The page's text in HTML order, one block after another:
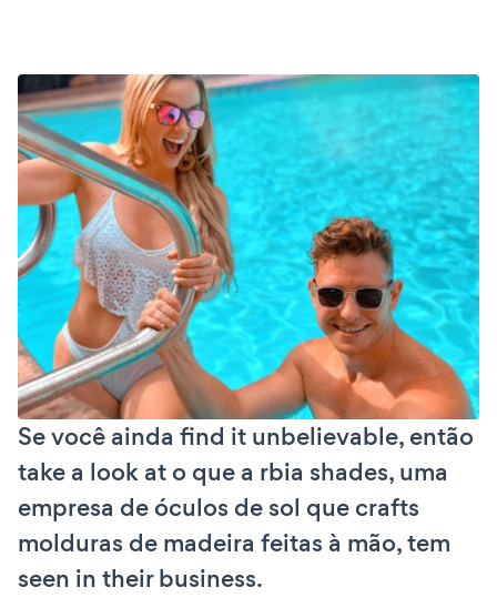
Se você ainda find it unbelievable, então
take a look at o que a rbia shades, uma
empresa de óculos de sol que crafts
molduras de madeira feitas à mão, tem
seen in their business.